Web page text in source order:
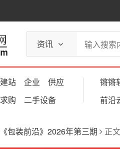
资讯
建站 企业
供应
求购
二手设备
锵锵
前沿
《包装前沿》2026年第三期 正文